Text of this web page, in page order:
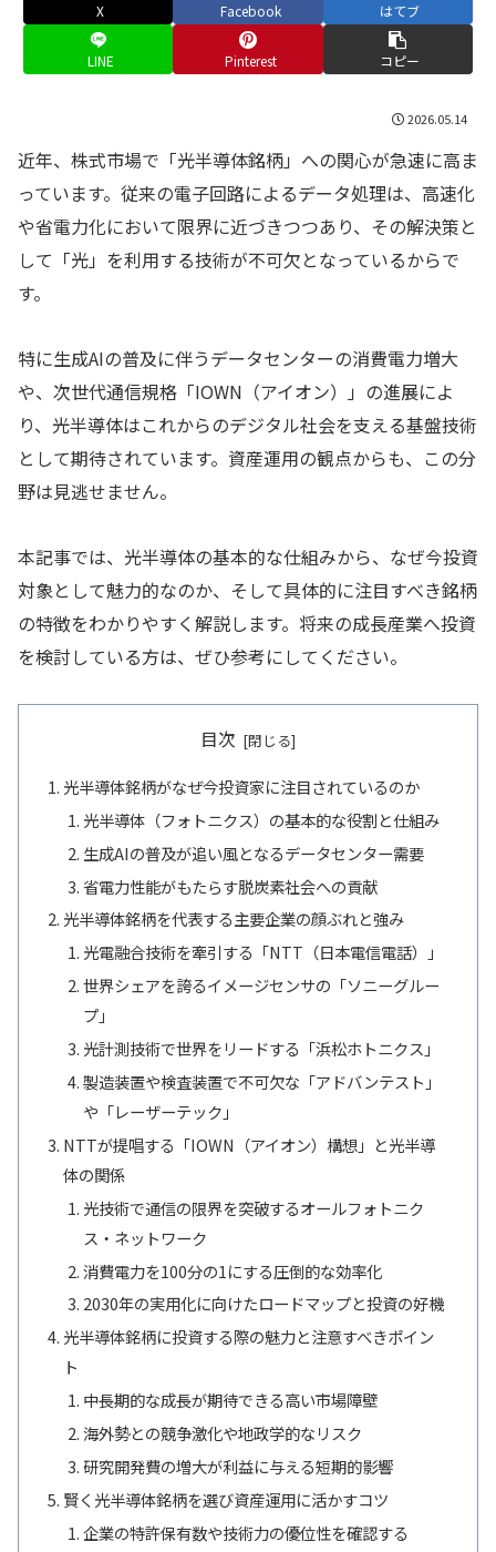
X Facebook はてブ
LINE Pinterest コピー
2026.05.14
近年、株式市場で「光半導体銘柄」への関心が急速に高ま
っています。従来の電子回路によるデータ処理は、高速化
や省電力化において限界に近づきつつあり、その解決策と
して「光」を利用する技術が不可欠となっているからで
す。
特に生成AIの普及に伴うデータセンターの消費電力増大
や、次世代通信規格「IOWN（アイオン）」の進展によ
り、光半導体はこれからのデジタル社会を支える基盤技術
として期待されています。資産運用の観点からも、この分
野は見逃せません。
本記事では、光半導体の基本的な仕組みから、なぜ今投資
対象として魅力的なのか、そして具体的に注目すべき銘柄
の特徴をわかりやすく解説します。将来の成長産業へ投資
を検討している方は、ぜひ参考にしてください。
目次
光半導体銘柄がなぜ今投資家に注目されているのか
光半導体（フォトニクス）の基本的な役割と仕組み
生成AIの普及が追い風となるデータセンター需要
省電力性能がもたらす脱炭素社会への貢献
光半導体銘柄を代表する主要企業の顔ぶれと強み
光電融合技術を牽引する「NTT（日本電信電話）」
世界シェアを誇るイメージセンサの「ソニーグルー
プ」
光計測技術で世界をリードする「浜松ホトニクス」
製造装置や検査装置で不可欠な「アドバンテスト」
や「レーザーテック」
NTTが提唱する「IOWN（アイオン）構想」と光半導
体の関係
光技術で通信の限界を突破するオールフォトニク
ス・ネットワーク
消費電力を100分の1にする圧倒的な効率化
2030年の実用化に向けたロードマップと投資の好機
光半導体銘柄に投資する際の魅力と注意すべきポイン
ト
中長期的な成長が期待できる高い市場障壁
海外勢との競争激化や地政学的なリスク
研究開発費の増大が利益に与える短期的影響
賢く光半導体銘柄を選び資産運用に活かすコツ
企業の特許保有数や技術力の優位性を確認する